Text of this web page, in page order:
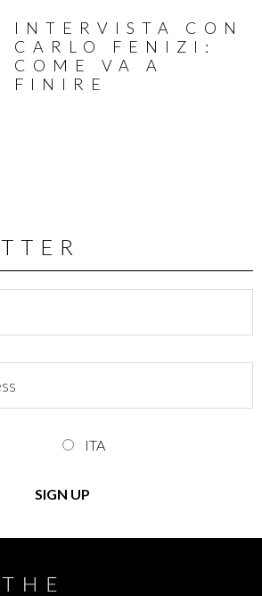
INTERVISTA CON
CARLO FENIZI:
COME VA A
FINIRE
ITA